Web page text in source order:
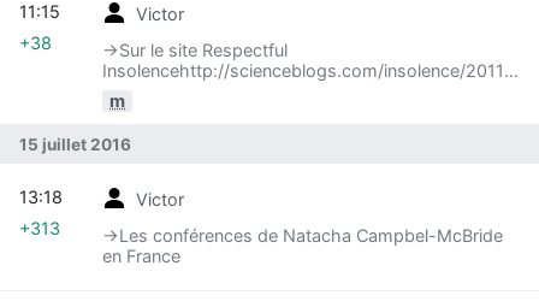
Victor
→‎Sur le site Respectful
Insolencehttp://scienceblogs.com/insolence/2011/
by Orac (pseudo du chirurgien oncologue américain
m
11:15
+38
15 juillet 2016
Victor
→‎Les conférences de Natacha Campbel-McBride
en France
13:18
+313